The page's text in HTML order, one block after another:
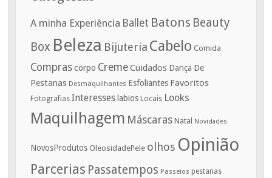
A minha Experiência Ballet Batons Beauty
Box Beleza Bijuteria Cabelo Comida
Comprascorpo CremeCuidados Dança De
Pestanas Desmaquilhantes Esfoliantes Favoritos
Fotografias Interesses labios Locais Looks
Maquilhagem Máscaras Natal Novidades
NovosProdutos OleosidadePele olhos Opinião
Parcerias Passatempos Passeios pestanas